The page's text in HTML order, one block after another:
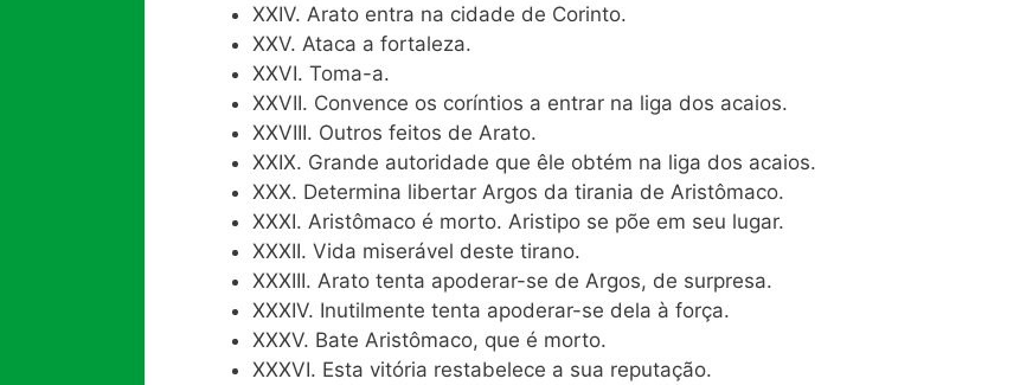
XXIV. Arato entra na cidade de Corinto.
XXV. Ataca a fortaleza.
XXVI. Toma-a.
XXVII. Convence os coríntios a entrar na liga dos acaios.
XXVIII. Outros feitos de Arato.
XXIX. Grande autoridade que êle obtém na liga dos acaios.
XXX. Determina libertar Argos da tirania de Aristômaco.
XXXI. Aristômaco é morto. Aristipo se põe em seu lugar.
XXXII. Vida miserável deste tirano.
XXXIII. Arato tenta apoderar-se de Argos, de surpresa.
XXXIV. Inutilmente tenta apoderar-se dela à força.
XXXV. Bate Aristômaco, que é morto.
XXXVI. Esta vitória restabelece a sua reputação.